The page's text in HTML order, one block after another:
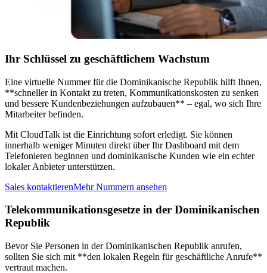
Ihr Schlüssel zu geschäftlichem Wachstum
Eine virtuelle Nummer für die Dominikanische Republik hilft Ihnen,
**schneller in Kontakt zu treten, Kommunikationskosten zu senken
und bessere Kundenbeziehungen aufzubauen** – egal, wo sich Ihre
Mitarbeiter befinden.
Mit CloudTalk ist die Einrichtung sofort erledigt. Sie können
innerhalb weniger Minuten direkt über Ihr Dashboard mit dem
Telefonieren beginnen und dominikanische Kunden wie ein echter
lokaler Anbieter unterstützen.
Sales kontaktierenMehr Nummern ansehen
Telekommunikationsgesetze in der Dominikanischen
Republik
Bevor Sie Personen in der Dominikanischen Republik anrufen,
sollten Sie sich mit **den lokalen Regeln für geschäftliche Anrufe**
vertraut machen.